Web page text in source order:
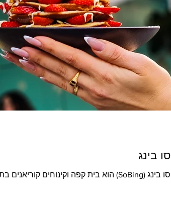
סו בינג
סו בינג (SoBing) הוא בית קפה וקינוחים קוריאנים בתל אביב.